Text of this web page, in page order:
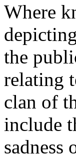
Where
the
relating
clan of
include
sadness